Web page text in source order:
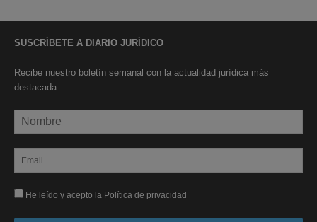
SUSCRÍBETE A DIARIO JURÍDICO
Recibe nuestro boletín semanal con la actualidad jurídica más
destacada.
He leído y acepto la Política de privacidad